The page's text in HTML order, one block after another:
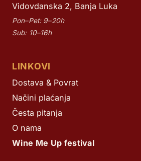
Vidovdanska 2, Banja Luka
Pon–Pet: 9–20h
Sub: 10–16h
LINKOVI
Dostava & Povrat
Načini plaćanja
Česta pitanja
O nama
Wine Me Up festival